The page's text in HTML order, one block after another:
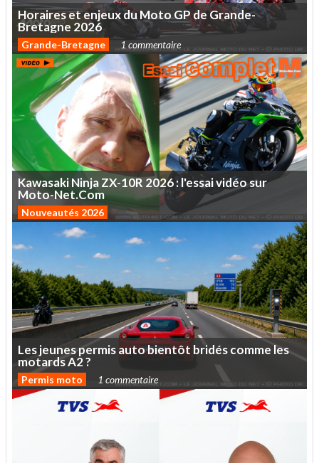
HorairesetenjeuxduMotoGPdeGrande-
Bretagne 2026
Grande-Bretagne 1 commentaire
KawasakiNinjaZX-10R2026:l'essaividéosur
Moto-Net.Com
Nouveautés 2026
Lesjeunespermisautobientôt bridéscommeles
motardsA2?
Permis moto 1 commentaire